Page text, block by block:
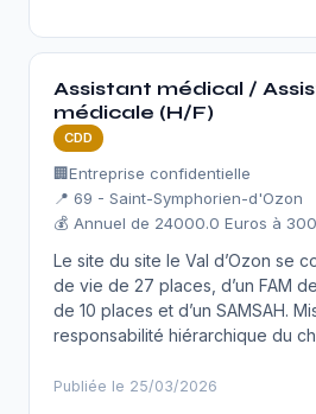
Assistant médical /
médicale (H/F)
CDD
🏢Entreprise confidentielle
📍 69 - Saint-Symphorien-d'Ozon
💰 Annuel de 24000.0 Euros à
Le site du site le Val d’Ozon se
de vie de 27 places, d’un FAM
de 10 places et d’un SAMSAH.
responsabilité hiérarchique du
Publiée le 25/03/2026